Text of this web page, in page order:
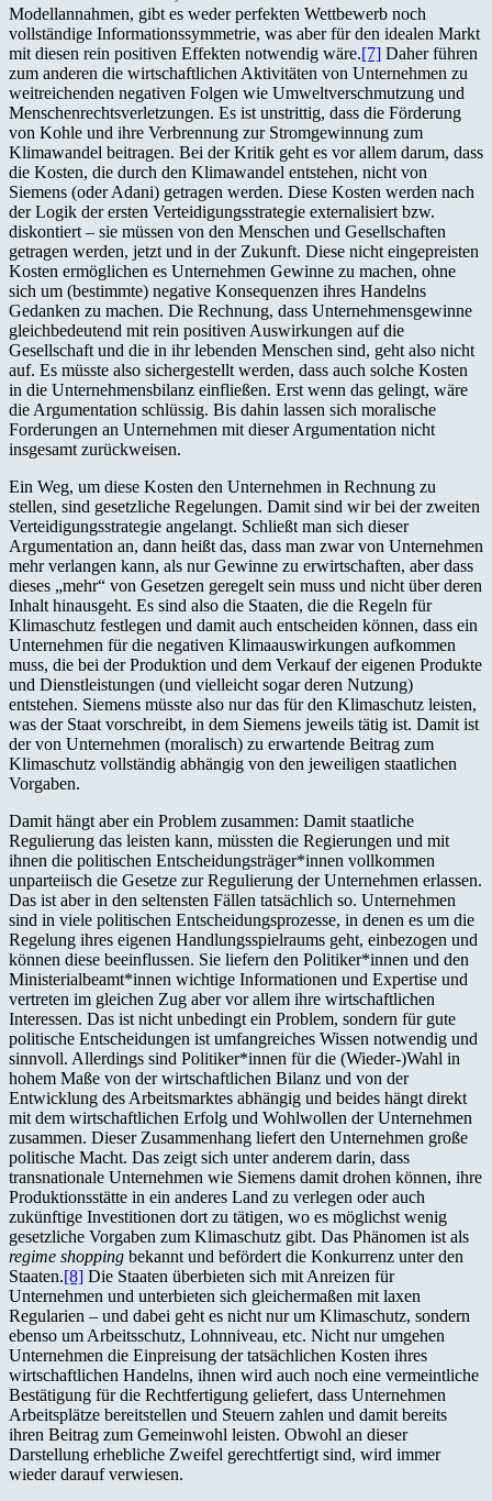
Modellannahmen, gibt es weder perfekten Wettbewerb noch
vollständige Informationssymmetrie, was aber für den idealen Markt
mit diesen rein positiven Effekten notwendig wäre.[7] Daher führen
zum anderen die wirtschaftlichen Aktivitäten von Unternehmen zu
weitreichenden negativen Folgen wie Umweltverschmutzung und
Menschenrechtsverletzungen. Es ist unstrittig, dass die Förderung
von Kohle und ihre Verbrennung zur Stromgewinnung zum
Klimawandel beitragen. Bei der Kritik geht es vor allem darum, dass
die Kosten, die durch den Klimawandel entstehen, nicht von
Siemens (oder Adani) getragen werden. Diese Kosten werden nach
der Logik der ersten Verteidigungsstrategie externalisiert bzw.
diskontiert – sie müssen von den Menschen und Gesellschaften
getragen werden, jetzt und in der Zukunft. Diese nicht eingepreisten
Kosten ermöglichen es Unternehmen Gewinne zu machen, ohne
sich um (bestimmte) negative Konsequenzen ihres Handelns
Gedanken zu machen. Die Rechnung, dass Unternehmensgewinne
gleichbedeutend mit rein positiven Auswirkungen auf die
Gesellschaft und die in ihr lebenden Menschen sind, geht also nicht
auf. Es müsste also sichergestellt werden, dass auch solche Kosten
in die Unternehmensbilanz einfließen. Erst wenn das gelingt, wäre
die Argumentation schlüssig. Bis dahin lassen sich moralische
Forderungen an Unternehmen mit dieser Argumentation nicht
insgesamt zurückweisen.
Ein Weg, um diese Kosten den Unternehmen in Rechnung zu
stellen, sind gesetzliche Regelungen. Damit sind wir bei der zweiten
Verteidigungsstrategie angelangt. Schließt man sich dieser
Argumentation an, dann heißt das, dass man zwar von Unternehmen
mehr verlangen kann, als nur Gewinne zu erwirtschaften, aber dass
dieses „mehr“ von Gesetzen geregelt sein muss und nicht über deren
Inhalt hinausgeht. Es sind also die Staaten, die die Regeln für
Klimaschutz festlegen und damit auch entscheiden können, dass ein
Unternehmen für die negativen Klimaauswirkungen aufkommen
muss, die bei der Produktion und dem Verkauf der eigenen Produkte
und Dienstleistungen (und vielleicht sogar deren Nutzung)
entstehen. Siemens müsste also nur das für den Klimaschutz leisten,
was der Staat vorschreibt, in dem Siemens jeweils tätig ist. Damit ist
der von Unternehmen (moralisch) zu erwartende Beitrag zum
Klimaschutz vollständig abhängig von den jeweiligen staatlichen
Vorgaben.
Damit hängt aber ein Problem zusammen: Damit staatliche
Regulierung das leisten kann, müssten die Regierungen und mit
ihnen die politischen Entscheidungsträger*innen vollkommen
unparteiisch die Gesetze zur Regulierung der Unternehmen erlassen.
Das ist aber in den seltensten Fällen tatsächlich so. Unternehmen
sind in viele politischen Entscheidungsprozesse, in denen es um die
Regelung ihres eigenen Handlungsspielraums geht, einbezogen und
können diese beeinflussen. Sie liefern den Politiker*innen und den
Ministerialbeamt*innen wichtige Informationen und Expertise und
vertreten im gleichen Zug aber vor allem ihre wirtschaftlichen
Interessen. Das ist nicht unbedingt ein Problem, sondern für gute
politische Entscheidungen ist umfangreiches Wissen notwendig und
sinnvoll. Allerdings sind Politiker*innen für die (Wieder-)Wahl in
hohem Maße von der wirtschaftlichen Bilanz und von der
Entwicklung des Arbeitsmarktes abhängig und beides hängt direkt
mit dem wirtschaftlichen Erfolg und Wohlwollen der Unternehmen
zusammen. Dieser Zusammenhang liefert den Unternehmen große
politische Macht. Das zeigt sich unter anderem darin, dass
transnationale Unternehmen wie Siemens damit drohen können, ihre
Produktionsstätte in ein anderes Land zu verlegen oder auch
zukünftige Investitionen dort zu tätigen, wo es möglichst wenig
gesetzliche Vorgaben zum Klimaschutz gibt. Das Phänomen ist als
regime shopping bekannt und befördert die Konkurrenz unter den
Staaten.[8] Die Staaten überbieten sich mit Anreizen für
Unternehmen und unterbieten sich gleichermaßen mit laxen
Regularien – und dabei geht es nicht nur um Klimaschutz, sondern
ebenso um Arbeitsschutz, Lohnniveau, etc. Nicht nur umgehen
Unternehmen die Einpreisung der tatsächlichen Kosten ihres
wirtschaftlichen Handelns, ihnen wird auch noch eine vermeintliche
Bestätigung für die Rechtfertigung geliefert, dass Unternehmen
Arbeitsplätze bereitstellen und Steuern zahlen und damit bereits
ihren Beitrag zum Gemeinwohl leisten. Obwohl an dieser
Darstellung erhebliche Zweifel gerechtfertigt sind, wird immer
wieder darauf verwiesen.